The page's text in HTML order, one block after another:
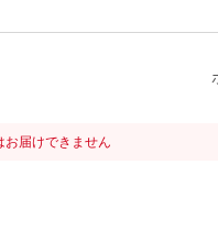
届けできません